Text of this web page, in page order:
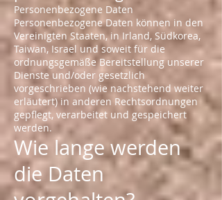
Personenbezogene Daten
Personenbezogene Daten können in den
Vereinigten Staaten, in Irland, Südkorea,
Taiwan, Israel und soweit für die
ordnungsgemäße Bereitstellung unserer
Dienste und/oder gesetzlich
vorgeschrieben (wie nachstehend weiter
erläutert) in anderen Rechtsordnungen
gepflegt, verarbeitet und gespeichert
werden.
Wie lange werden
die Daten